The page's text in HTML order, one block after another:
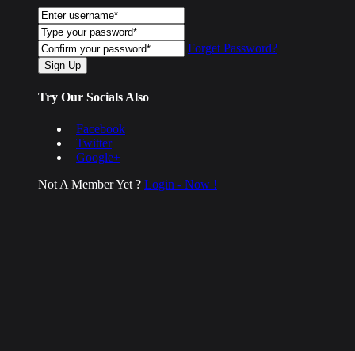
Forget Password?
Try Our Socials Also
Facebook
Twitter
Google+
Not A Member Yet ? Login - Now !